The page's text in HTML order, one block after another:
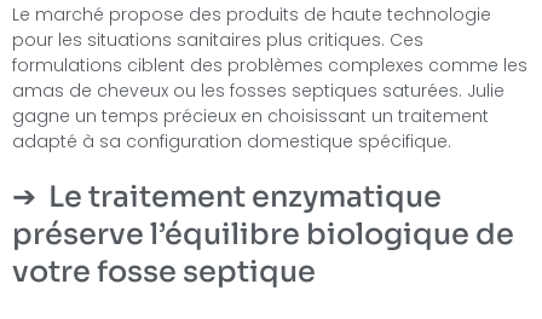
Le marché propose des produits de haute technologie
pour les situations sanitaires plus critiques. Ces
formulations ciblent des problèmes complexes comme les
amas de cheveux ou les fosses septiques saturées. Julie
gagne un temps précieux en choisissant un traitement
adapté à sa configuration domestique spécifique.
Le traitement enzymatique
préserve l’équilibre biologique de
votre fosse septique